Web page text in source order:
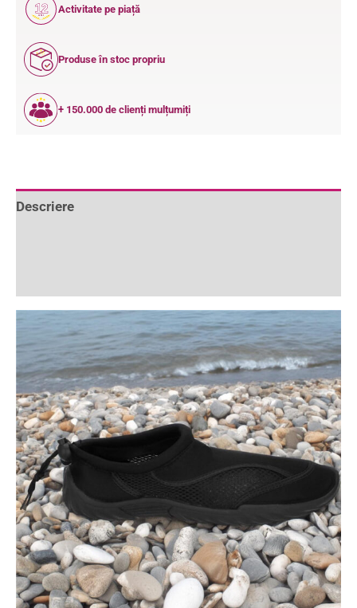
12
ANI
Activitate pe piață
Produse în stoc propriu
+ 150.000 de clienți mulțumiți
Descriere